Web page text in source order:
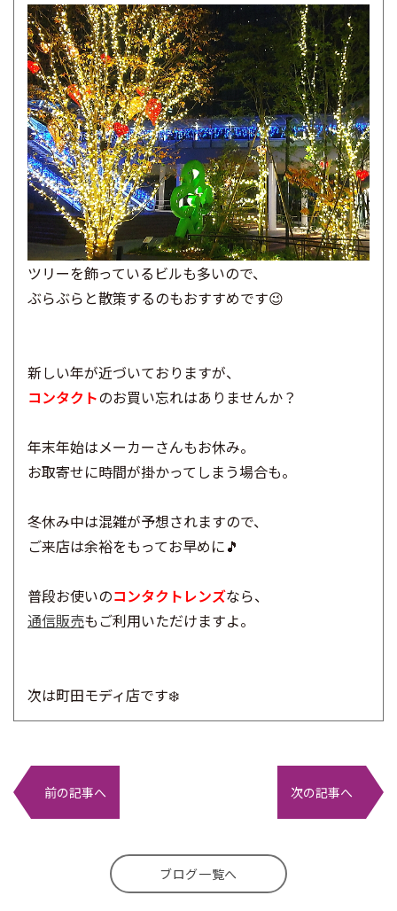
ツリーを飾っているビルも多いので、
ぶらぶらと散策するのもおすすめです😉
新しい年が近づいておりますが、
コンタクトのお買い忘れはありませんか？
年末年始はメーカーさんもお休み。
お取寄せに時間が掛かってしまう場合も。
冬休み中は混雑が予想されますので、
ご来店は余裕をもってお早めに🎵
普段お使いのコンタクトレンズなら、
通信販売もご利用いただけますよ。
次は町田モディ店です❄️
前の記事へ
ブログ一覧へ
次の記事へ